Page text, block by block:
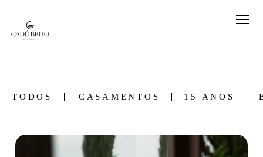
TODOS CASAMENTOS 15 ANOS